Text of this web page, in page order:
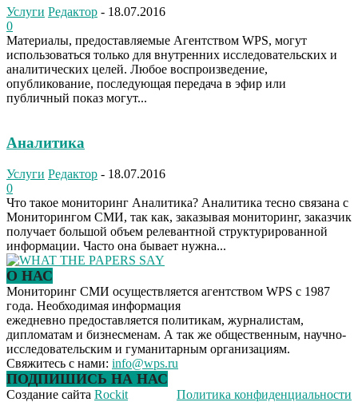
Услуги Редактор - 18.07.2016
0
Материалы, предоставляемые Агентством WPS, могут
использоваться только для внутренних исследовательских и
аналитических целей. Любое воспроизведение,
опубликование, последующая передача в эфир или
публичный показ могут...
Аналитика
Услуги Редактор - 18.07.2016
0
Что такое мониторинг Аналитика? Аналитика тесно связана с
Мониторингом СМИ, так как, заказывая мониторинг, заказчик
получает большой объем релевантной структурированной
информации. Часто она бывает нужна...
О НАС
Мониторинг СМИ осуществляется агентством WPS с 1987
года. Необходимая информация
ежедневно предоставляется политикам, журналистам,
дипломатам и бизнесменам. А так же общественным, научно-
исследовательским и гуманитарным организациям.
Свяжитесь с нами: info@wps.ru
ПОДПИШИСЬ НА НАС
Создание сайта Rockit Политика конфиденциальности